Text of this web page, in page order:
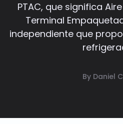
PTAC, que significa
Terminal
independiente que
By Daniel